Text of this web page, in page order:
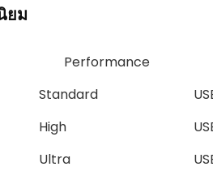
ยม
Performance
Standard
High
Ultra